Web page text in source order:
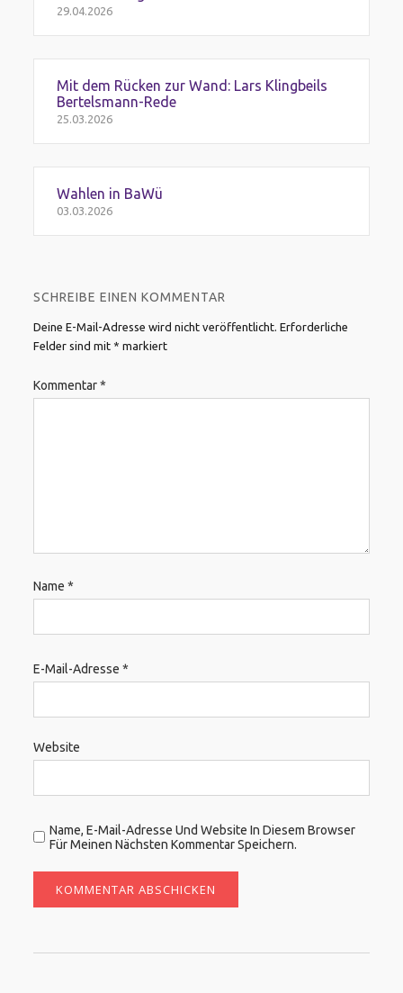
29.04.2026
Mit dem Rücken zur Wand: Lars Klingbeils
Bertelsmann-Rede
25.03.2026
Wahlen in BaWü
03.03.2026
SCHREIBE EINEN KOMMENTAR
Deine E-Mail-Adresse wird nicht veröffentlicht. Erforderliche
Felder sind mit * markiert
Kommentar*
Name*
E-Mail-Adresse*
Website
Name, E-Mail-Adresse Und Website In Diesem Browser
Für Meinen Nächsten Kommentar Speichern.